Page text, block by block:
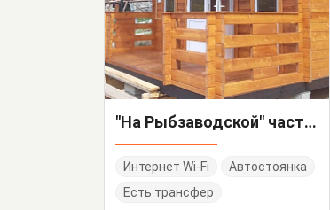
"На Рыбзаводской" частный сектор
Интернет Wi-Fi
Автостоянка
Есть трансфер